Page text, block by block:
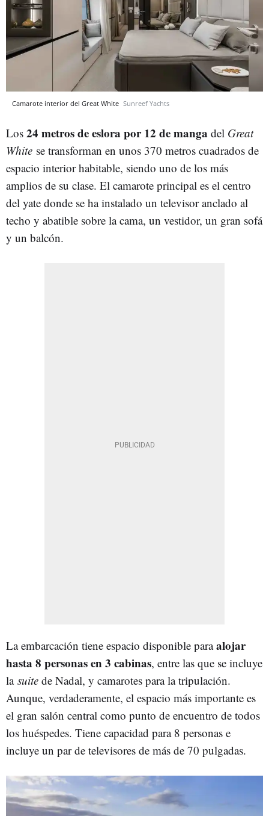
Camarote interior del Great White Sunreef Yachts
Los 24 metros de eslora por 12 de manga del Great
White se transforman en unos 370 metros cuadrados de
espacio interior habitable, siendo uno de los más
amplios de su clase. El camarote principal es el centro
del yate donde se ha instalado un televisor anclado al
techo y abatible sobre la cama, un vestidor, un gran sofá
y un balcón.
La embarcación tiene espacio disponible paraalojar
hasta 8 personas en 3 cabinas, entre las que se incluye
la suite de Nadal, y camarotes para la tripulación.
Aunque, verdaderamente, el espacio más importante es
el gran salón central como punto de encuentro de todos
los huéspedes. Tiene capacidad para 8 personas e
incluye un par de televisores de más de 70 pulgadas.